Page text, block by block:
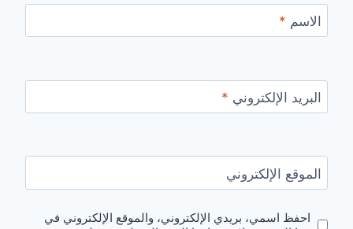
الاسم *
البريد الإلكتروني *
الموقع الإلكتروني
احفظ اسمي، بريدي الإلكتروني، والموقع الإلكتروني في